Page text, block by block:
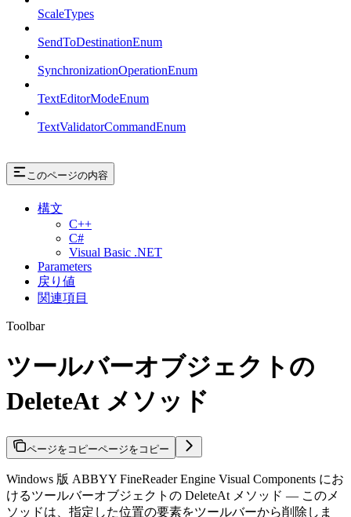
ScaleTypes
SendToDestinationEnum
SynchronizationOperationEnum
TextEditorModeEnum
TextValidatorCommandEnum
このページの内容
構文
C++
C#
Visual Basic .NET
Parameters
戻り値
関連項目
Toolbar
ツールバーオブジェクトの
DeleteAt メソッド
ページをコピーページをコピー
Windows 版 ABBYY FineReader Engine Visual Components にお
けるツールバーオブジェクトの DeleteAt メソッド — このメ
ソッドは、指定した位置の要素をツールバーから削除しま